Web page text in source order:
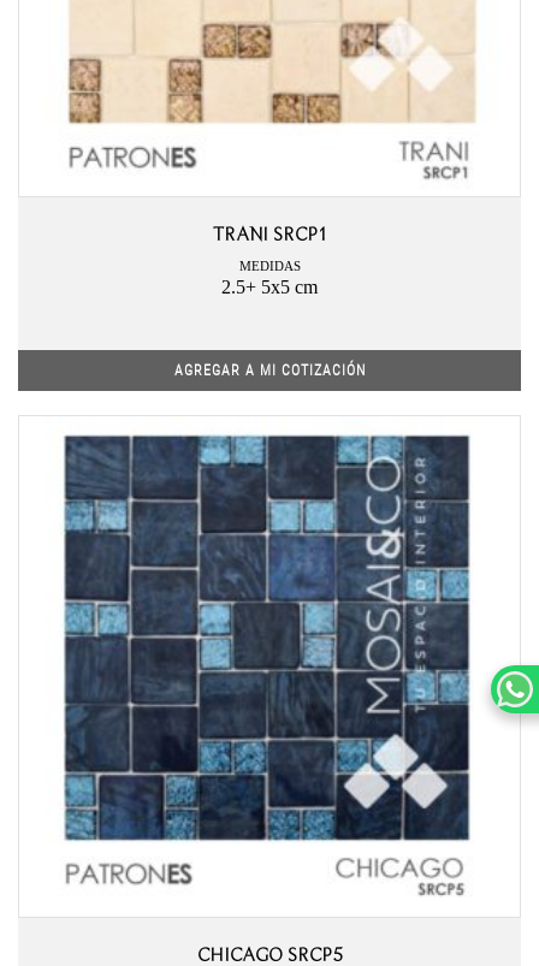
TRANI SRCP1
MEDIDAS
2.5+ 5x5 cm
AGREGAR A MI COTIZACIÓN
CHICAGO SRCP5